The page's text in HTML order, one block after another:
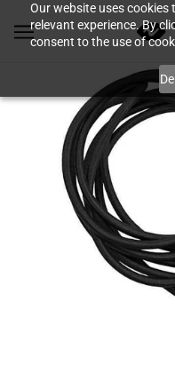
Our website uses cookies
relevant experience. By
consent to the use of